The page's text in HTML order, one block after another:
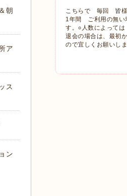
こちらで 毎回 皆様
1年間 ご利用の無い
す。○人数によって
退会の場合は、最初
ので宜しくお願いしま
朝
ア
ス
ン